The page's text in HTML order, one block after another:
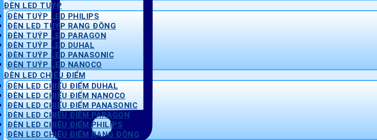
ĐÈN LED TUÝP
ĐÈN TUÝP LED PHILIPS
ĐÈN LED TUÝP RẠNG ĐÔNG
ĐÈN TUÝP LED PARAGON
ĐÈN TUÝP LED DUHAL
ĐÈN TUÝP LED PANASONIC
ĐÈN TUÝP LED NANOCO
ĐÈN LED CHIẾU ĐIỂM
ĐÈN LED CHIẾU ĐIỂM DUHAL
ĐÈN LED CHIẾU ĐIỂM NANOCO
ĐÈN LED CHIẾU ĐIỂM PANASONIC
ĐÈN LED CHIẾU ĐIỂM PARAGON
ĐÈN LED CHIẾU ĐIỂM PHILIPS
ĐÈN LED CHIẾU ĐIỂM RẠNG ĐÔNG